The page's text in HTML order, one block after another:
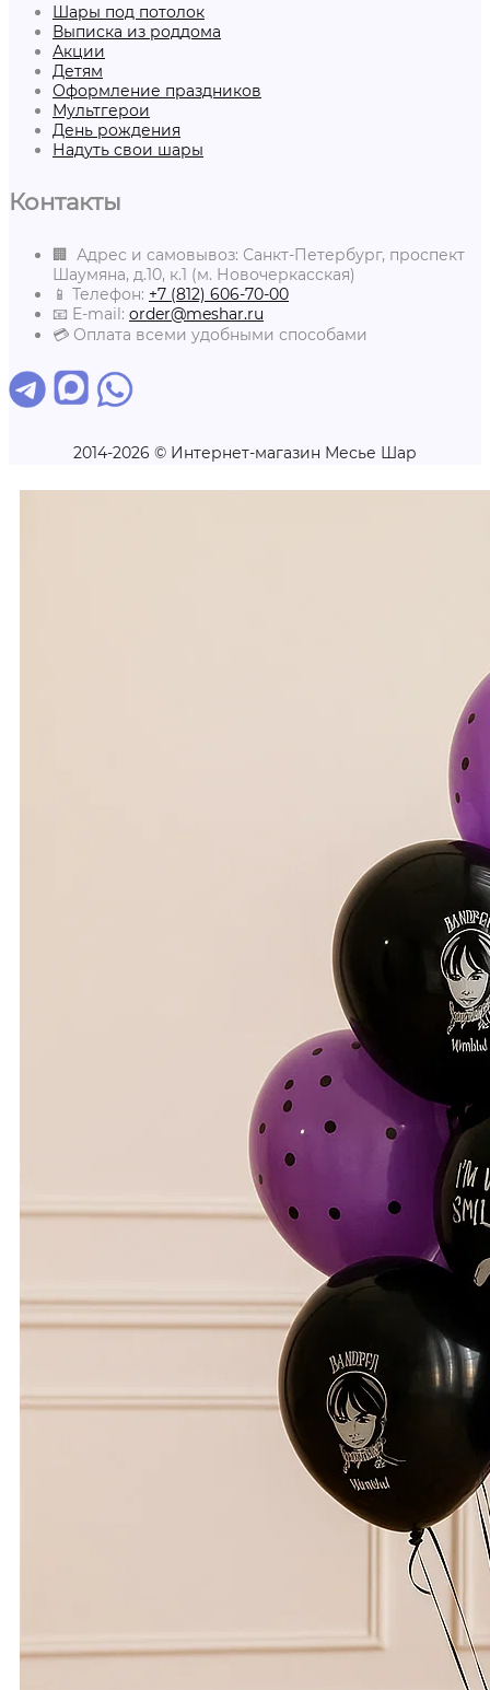
Шары под потолок
Выписка из роддома
Акции
Детям
Оформление праздников
Мультгерои
День рождения
Надуть свои шары
Контакты
🏢 Адрес и самовывоз: Санкт-Петербург, проспект
Шаумяна, д.10, к.1 (м. Новочеркасская)
📱 Телефон: +7 (812) 606-70-00
📧 E-mail: order@meshar.ru
💳 Оплата всеми удобными способами
2014-2026 © Интернет-магазин Месье Шар